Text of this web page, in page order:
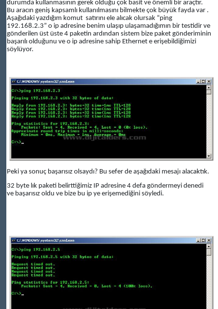
durumda kullanmasının gerek olduğu çok basit ve önemli bir araçtır.
Bu aracın geniş kapsamlı kullanılmasını bilmekte çok büyük fayda var .
Aşağıdaki yazdığım komut satırını ele alıcak olursak “ping
192.168.2.3” o ip adresine benim ulaşıp ulaşamadığımın bir testidir ve
gönderilen üst üste 4 paketin ardından sistem bize paket gönderiminin
başarılı olduğunu ve o ip adresine sahip Ethernet e erişebildiğimizi
söylüyor.
Peki ya sonuç başarısız olsaydı? Bu sefer de aşağıdaki mesajı alacaktık.
32 byte lık paketi belirttiğimiz IP adresine 4 defa göndermeyi denedi
ve başarısız oldu ve bize bu ip ye erişemediğini söyledi.